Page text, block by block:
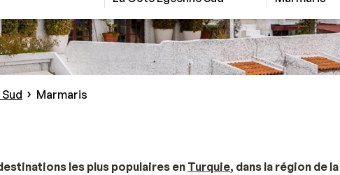
Marmaris
les plus populaires en Turquie, dans la région de la